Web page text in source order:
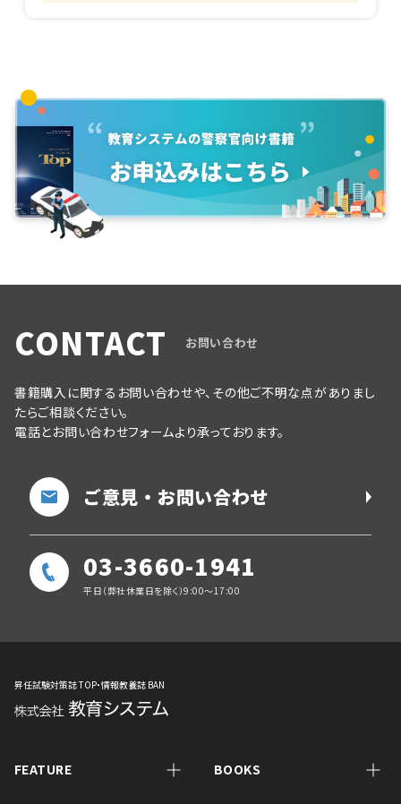
CONTACT お問い合わせ
書籍購入に関するお問い合わせや、その他ご不明な点がありまし
たらご相談ください。
電話とお問い合わせフォームより承っております。
ご意見・お問い合わせ
03-3660-1941
平日（弊社休業日を除く）9:00～17:00
昇任試験対策誌 TOP・情報教養誌 BAN
FEATURE BOOKS